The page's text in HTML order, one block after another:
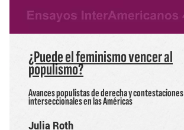
¿Puede el feminismo vencer al
populismo?
Avances populistas de derecha y contestaciones
interseccionales en las Américas
Julia Roth